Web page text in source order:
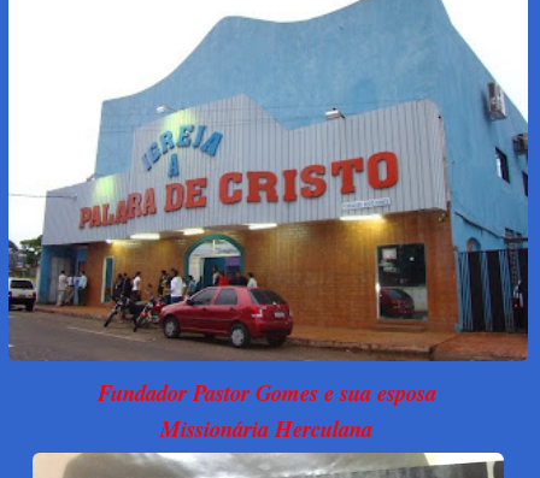
Fundador Pastor Gomes e sua esposa
Missionária Herculana